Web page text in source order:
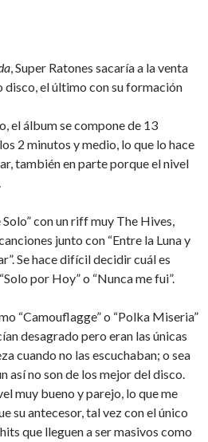
, Super Ratones sacaría a la venta
disco, el último con su formación
el álbum se compone de 13
2 minutos y medio, lo que lo hace
también en parte porque el nivel
con un riff muy The Hives,
junto con “Entre la Luna y
Se hace difícil decidir cuál es
por Hoy” o “Nunca me fui”.
“Camouflagge” o “Polka Miseria”
desagrado pero eran las únicas
cuando no las escuchaban; o sea
así no son de los mejor del disco.
muy bueno y parejo, lo que me
su antecesor, tal vez con el único
que lleguen a ser masivos como